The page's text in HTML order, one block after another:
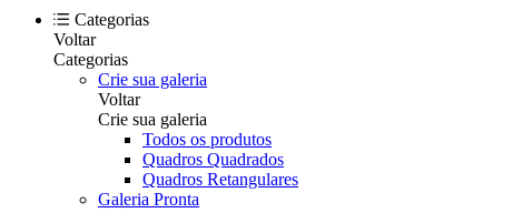
Categorias
Voltar
Categorias
Crie sua galeria
Voltar
Crie sua galeria
Todos os produtos
Quadros Quadrados
Quadros Retangulares
Galeria Pronta